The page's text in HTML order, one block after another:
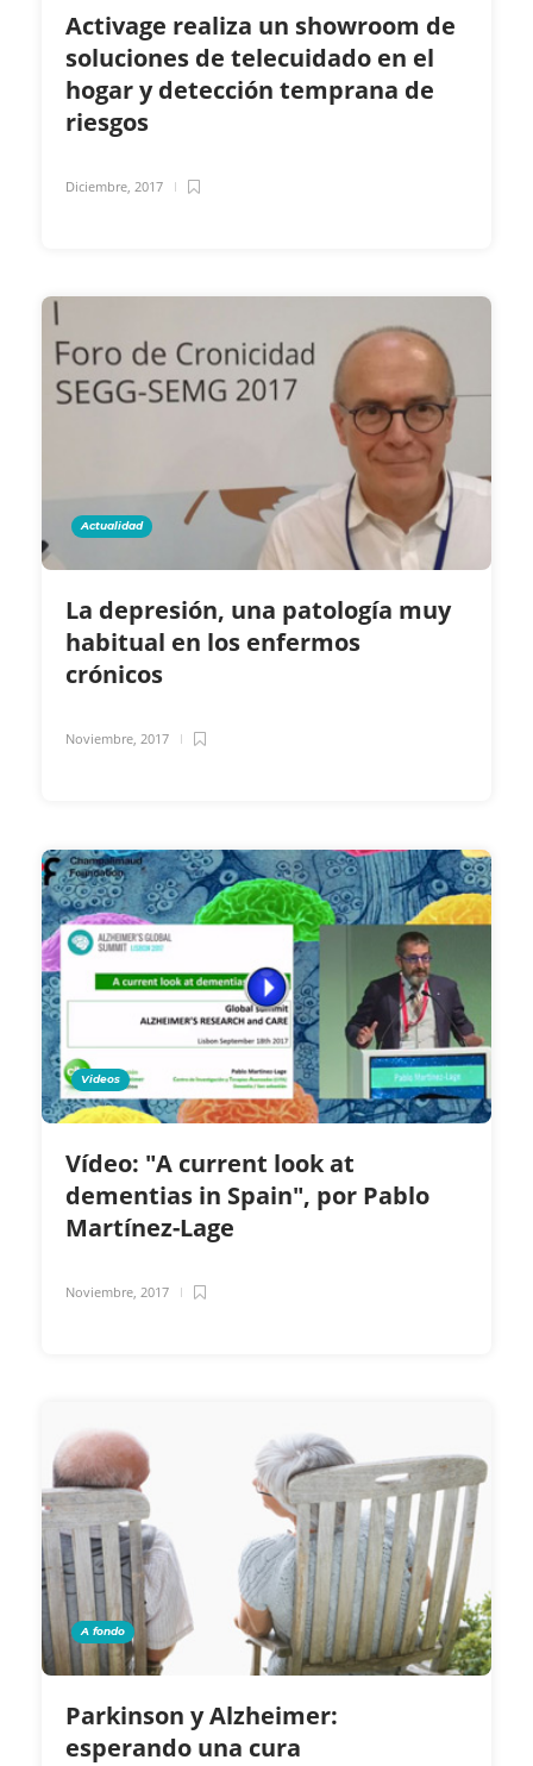
Activage realiza un showroom de
soluciones de telecuidado en el
hogar y detección temprana de
riesgos
Diciembre, 2017
Actualidad
La depresión, una patología muy
habitual en los enfermos
crónicos
Noviembre, 2017
Videos
Vídeo: "A current look at
dementias in Spain", por Pablo
Martínez-Lage
Noviembre, 2017
A fondo
Parkinson y Alzheimer:
esperando una cura